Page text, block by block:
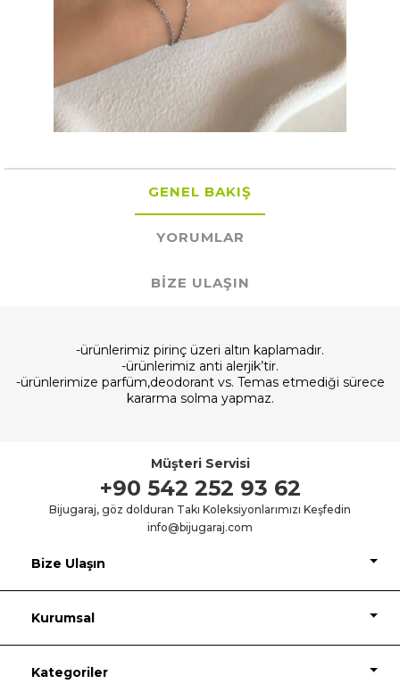
GENEL BAKIŞ
YORUMLAR
BIZE ULAŞIN
-ürünlerimiz pirinç üzeri altın kaplamadır.
-ürünlerimiz anti alerjik’tir.
-ürünlerimize parfüm,deodorant vs. Temas etmediği sürece
kararma solma yapmaz.
Müşteri Servisi
+90 542 252 93 62
Bijugaraj, göz dolduran Takı Koleksiyonlarımızı Keşfedin
info@bijugaraj.com
Bize Ulaşın
Kurumsal
Kategoriler